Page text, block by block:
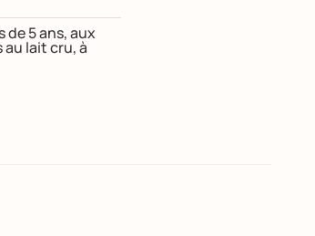
5 ans, aux
lait cru, à